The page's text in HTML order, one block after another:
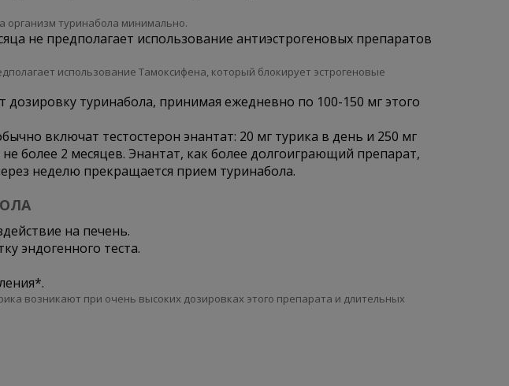
организм туринабола минимально.
не предполагает использование антиэстрогеновых препаратов
использование Тамоксифена, который блокирует эстрогеновые
туринабола, принимая ежедневно по 100-150 мг этого
включат тестостерон энантат: 20 мг турика в день и 250 мг
более 2 месяцев. Энантат, как более долгоиграющий препарат,
неделю прекращается прием туринабола.
на печень.
эндогенного теста.
возникают при очень высоких дозировках этого препарата и длительных